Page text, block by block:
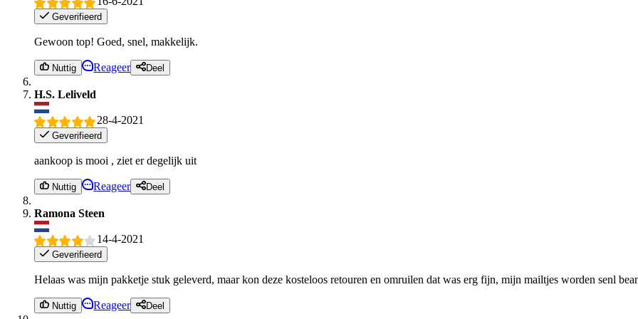
Geverifieerd
Gewoon top! Goed, snel, makkelijk.
Nuttig Reageer Deel
H.S. Leliveld
28-4-2021
Geverifieerd
aankoop is mooi , ziet er degelijk uit
Nuttig Reageer Deel
Ramona Steen
14-4-2021
Geverifieerd
Helaas was mijn pakketje stuk geleverd, maar kon deze kosteloos retouren en omruilen dat was erg fijn, mijn mailtjes worden senl
Nuttig Reageer Deel